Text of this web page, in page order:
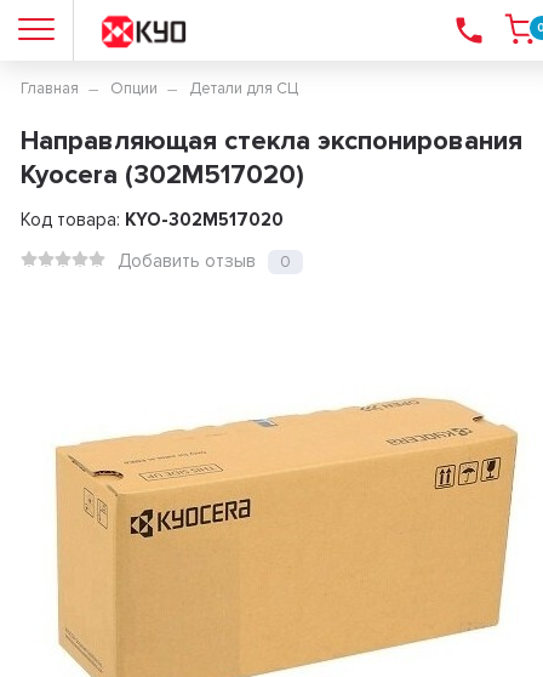
Главная Опции Детали для СЦ
Направляющая стекла экспонирования
Kyocera (302M517020)
Код товара: KYO-302M517020
Добавить отзыв
0